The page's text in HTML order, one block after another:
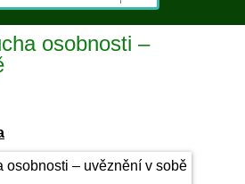
osobnosti –